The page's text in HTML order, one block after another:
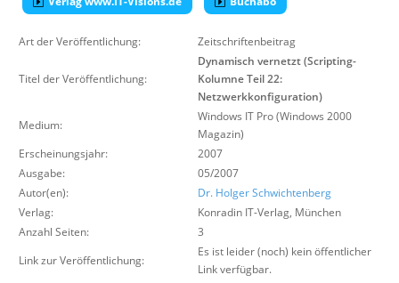
Über uns
Suche
Art der Veröffentlichung: Zeitschriftenbeitrag
Titel der Veröffentlichung:
Dynamisch vernetzt (Scripting-
Kolumne Teil 22:
Netzwerkkonfiguration)
Medium:
Windows IT Pro (Windows 2000
Magazin)
Erscheinungsjahr:
2007
Ausgabe:
05/2007
Autor(en):
Dr. Holger Schwichtenberg
Verlag:
Konradin IT-Verlag, München
Anzahl Seiten:
3
Link zur Veröffentlichung:
Es ist leider (noch) kein öffentlicher
Link verfügbar.